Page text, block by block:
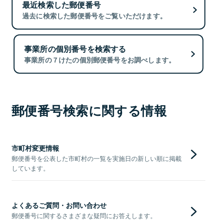
最近検索した郵便番号
過去に検索した郵便番号をご覧いただけます。
事業所の個別番号を検索する
事業所の７けたの個別郵便番号をお調べします。
郵便番号検索に関する情報
市町村変更情報
郵便番号を公表した市町村の一覧を実施日の新しい順に掲載
しています。
よくあるご質問・お問い合わせ
郵便番号に関するさまざまな疑問にお答えします。